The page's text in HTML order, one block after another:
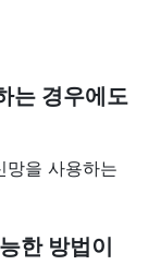
는 경우에도
을 사용하는
한 방법이